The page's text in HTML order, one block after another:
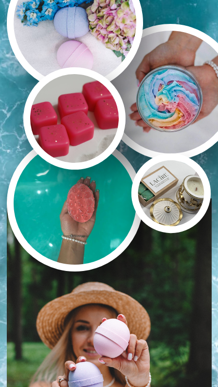
Тебе не нужно дорогостоящего
оборудования. Я поделюсь списком
проверенных поставщиков, где выгоднее
всего покупать необходимые материалы,
чтобы сократить расходы. А изготавливать
изделия можно и в домашних условиях
ВЫБРАТЬ КУРС
СТОИМОСТЬ КУРСОВ
На курсе тебя ждет:
СИЯНИЕ
Теория
7 рецептов создания
бомбочек
6 способов декорирования
бомбочек